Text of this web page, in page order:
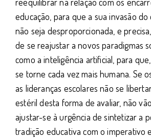
educação, para que a sua invasão
não seja desproporcionada, e
de se reajustar a novos paradigmas
como a inteligência artificial, para
se torne cada vez mais humana. Se
as lideranças escolares não se
estéril desta forma de avaliar, não
ajustar-se à urgência de sintetizar a
tradição educativa com o imperativo